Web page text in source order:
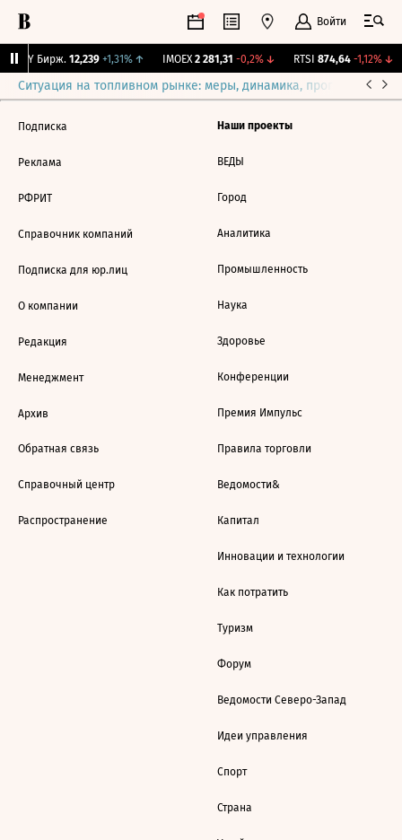
Войти
CNY Бирж. 12,239 +1,31%↑ IMOEX 2 281,31 -0,2%↓ RTSI 874,64 -1,12%↓
Ситуация на топливном рынке: меры, динамика, прогнозы
Подписка
Реклама
РФРИТ
Справочник компаний
Подписка для юр.лиц
О компании
Редакция
Менеджмент
Архив
Обратная связь
Справочный центр
Распространение
Наши проекты
ВЕДЫ
Город
Аналитика
Промышленность
Наука
Здоровье
Конференции
Премия Импульс
Правила торговли
Ведомости&
Капитал
Инновации и технологии
Как потратить
Туризм
Форум
Ведомости Северо-Запад
Идеи управления
Спорт
Страна